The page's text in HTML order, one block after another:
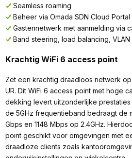
Seamless roaming
Beheer via Omada SDN Cloud Portal
Gastennetwerk met aanmelding via
Band steering, load balancing, VLAN
Krachtig WiFi 6 access point
Zet een krachtig draadloos netwerk
UR. Dit WiFi 6 access point met hoge
dekking levert uitzonderlijke
de 5GHz frequentieband bedraagt de
Gbps en 1148 Mbps op 2.4GHz.
point geschikt voor omgevingen met
draadloze clients zoals